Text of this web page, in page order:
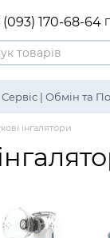
(093) 170-68-64
Сервіс | Обмін та
інгалятори